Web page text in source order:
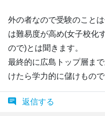
外の者なので受験のこと
は難易度が高め(女子校化
ので)とは聞きます。
最終的に広島トップ層ま
けたら学力的に儲けもので
返信する